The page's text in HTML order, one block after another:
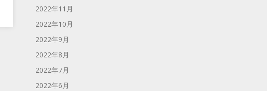
2022年11月
2022年10月
2022年9月
2022年8月
2022年7月
2022年6月